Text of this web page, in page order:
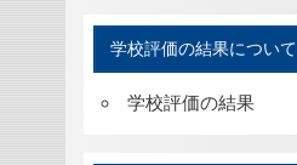
学校評価の結果について
学校評価の結果